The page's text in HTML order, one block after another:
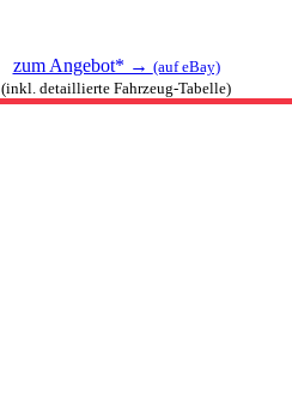
zum Angebot* → (auf eBay)
(inkl. detaillierte Fahrzeug-Tabelle)